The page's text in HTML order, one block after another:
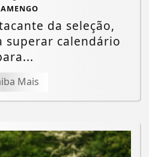
da seleção,
superar calendário
Mais